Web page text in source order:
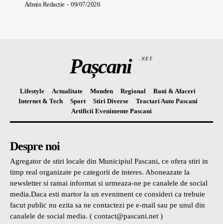
Admin Redactie - 09/07/2026
Pașcani .NET
Lifestyle Actualitate Monden Regional
Bani & Afaceri
Internet & Tech
Sport Stiri Diverse
Tractari Auto Pascani
Artificii Evenimente Pascani
Despre noi
Agregator de stiri locale din Municipiul Pascani, ce ofera stiri in
timp real organizate pe categorii de interes. Aboneazate la
newsletter si ramai informat si urmeaza-ne pe canalele de social
media.Daca esti martor la un eveniment ce consideri ca trebuie
facut public nu ezita sa ne contactezi pe e-mail sau pe unul din
canalele de social media. ( contact@pascani.net )